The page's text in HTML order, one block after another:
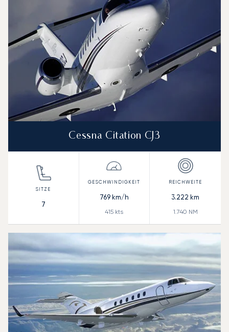
Cessna Citation CJ3
7
769km/h
415 kts
3.222 km
1.740 NM